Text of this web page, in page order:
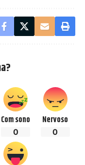
Com sono
0
Nervoso
0